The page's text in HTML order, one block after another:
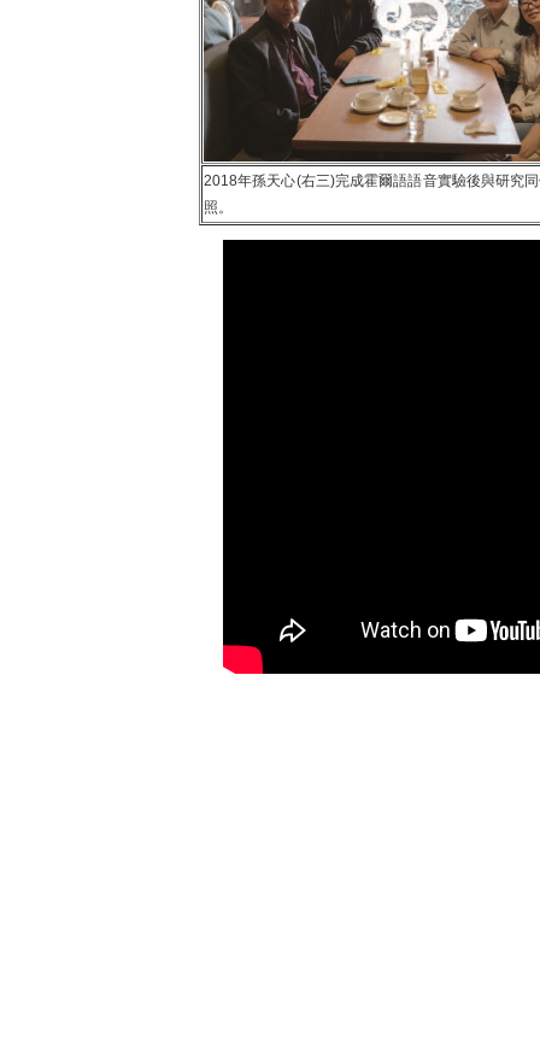
2018年孫天心(右三)完成霍爾語語音實驗後與研究
照。